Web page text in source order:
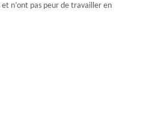
n’ont pas peur de travailler en